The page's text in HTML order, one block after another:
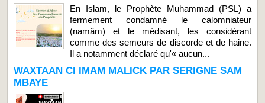
En Islam, le Prophète Muhammad (PSL) a
fermement condamné le calomniateur
(namâm) et le médisant, les considérant
comme des semeurs de discorde et de haine.
Il a notamment déclaré qu'« aucun...
WAXTAAN CI IMAM MALICK PAR SERIGNE SAM
MBAYE